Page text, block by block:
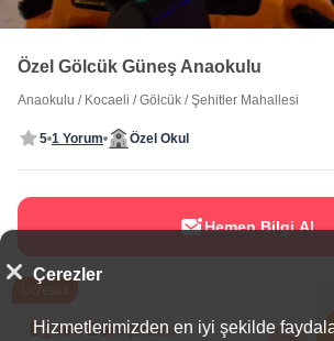
Özel Gölcük Güneş Anaokulu
Anaokulu / Kocaeli /Gölcük /Şehitler Mahallesi
5 1 Yorum Özel Okul
Hemen Bilgi Al
Eğitim Danışmanı
Çerezler
Hizmetlerimizden en iyi şekilde